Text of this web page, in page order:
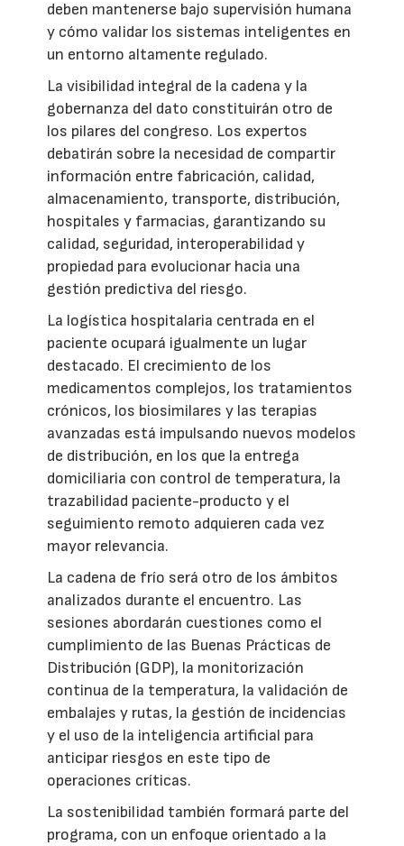
deben mantenerse bajo supervisión humana
y cómo validar los sistemas inteligentes en
un entorno altamente regulado.
La visibilidad integral de la cadena y la
gobernanza del dato constituirán otro de
los pilares del congreso. Los expertos
debatirán sobre la necesidad de compartir
información entre fabricación, calidad,
almacenamiento, transporte, distribución,
hospitales y farmacias, garantizando su
calidad, seguridad, interoperabilidad y
propiedad para evolucionar hacia una
gestión predictiva del riesgo.
La logística hospitalaria centrada en el
paciente ocupará igualmente un lugar
destacado. El crecimiento de los
medicamentos complejos, los tratamientos
crónicos, los biosimilares y las terapias
avanzadas está impulsando nuevos modelos
de distribución, en los que la entrega
domiciliaria con control de temperatura, la
trazabilidad paciente-producto y el
seguimiento remoto adquieren cada vez
mayor relevancia.
La cadena de frío será otro de los ámbitos
analizados durante el encuentro. Las
sesiones abordarán cuestiones como el
cumplimiento de las Buenas Prácticas de
Distribución (GDP), la monitorización
continua de la temperatura, la validación de
embalajes y rutas, la gestión de incidencias
y el uso de la inteligencia artificial para
anticipar riesgos en este tipo de
operaciones críticas.
La sostenibilidad también formará parte del
programa, con un enfoque orientado a la